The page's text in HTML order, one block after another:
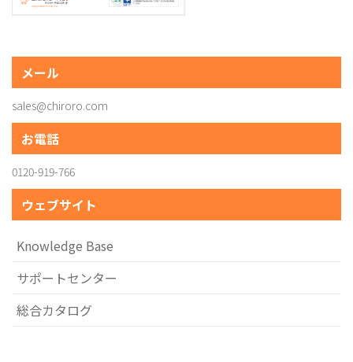
メール
sales@chiroro.com
お電話
0120-919-766
ウェブサイト
Knowledge Base
サポートセンター
総合カタログ